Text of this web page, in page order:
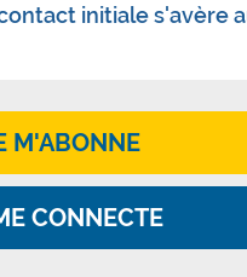
initiale s'avère
M'ABONNE
CONNECTE